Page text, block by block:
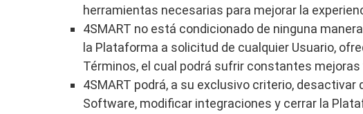
herramientas necesarias para mejorar la
4SMART no está condicionado de ninguna
la Plataforma a solicitud de cualquier Usuario,
Términos, el cual podrá sufrir constantes
4SMART podrá, a su exclusivo criterio,
Software, modificar integraciones y cerrar la